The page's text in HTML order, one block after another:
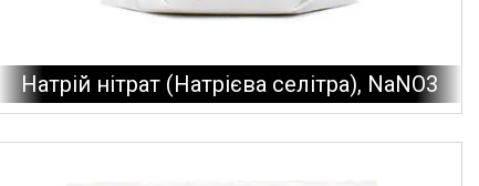
Натрій нітрат (Натрієва селітра), NaNO3